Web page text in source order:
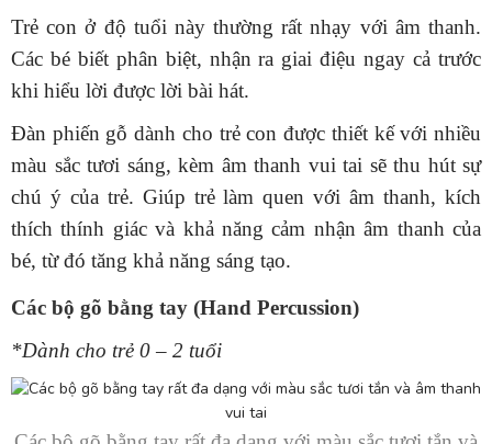
Trẻ con ở độ tuổi này thường rất nhạy với âm thanh.
Các bé biết phân biệt, nhận ra giai điệu ngay cả trước
khi hiểu lời được lời bài hát.
Đàn phiến gỗ dành cho trẻ con được thiết kế với nhiều
màu sắc tươi sáng, kèm âm thanh vui tai sẽ thu hút sự
chú ý của trẻ. Giúp trẻ làm quen với âm thanh, kích
thích thính giác và khả năng cảm nhận âm thanh của
bé, từ đó tăng khả năng sáng tạo.
Các bộ gõ bằng tay (Hand Percussion)
*Dành cho trẻ 0 – 2 tuổi